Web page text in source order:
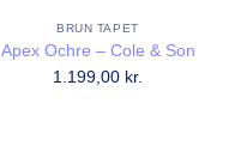
BRUN TAPET
Apex Ochre – Cole & Son
1.199,00 kr.